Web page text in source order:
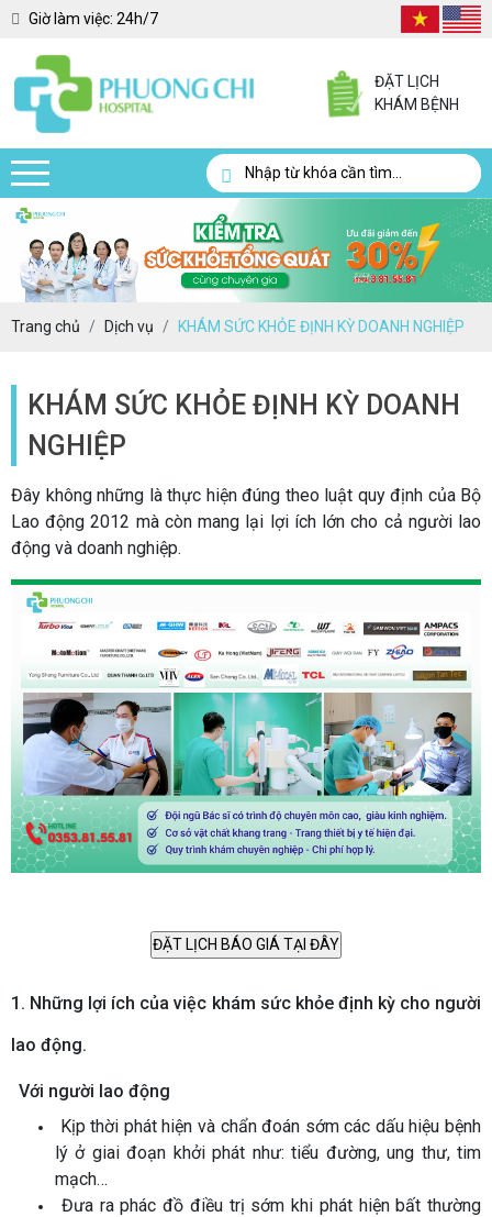
Giờ làm việc: 24h/7
ĐẶT LỊCH
KHÁM BỆNH
Trang chủ Dịch vụ KHÁM SỨC KHỎE ĐỊNH KỲ DOANH NGHIỆP
KHÁM SỨC KHỎE ĐỊNH KỲ DOANH
NGHIỆP
Đây không những là thực hiện đúng theo luật quy định của Bộ
Lao động 2012 mà còn mang lại lợi ích lớn cho cả người lao
động và doanh nghiệp.
1. Những lợi ích của việc khám sức khỏe định kỳ cho người
lao động.
Với người lao động
Kịp thời phát hiện và chẩn đoán sớm các dấu hiệu bệnh
lý ở giai đoạn khởi phát như: tiểu đường, ung thư, tim
mạch…
Đưa ra phác đồ điều trị sớm khi phát hiện bất thường